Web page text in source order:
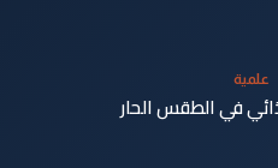
علمية
في الطقس الحار